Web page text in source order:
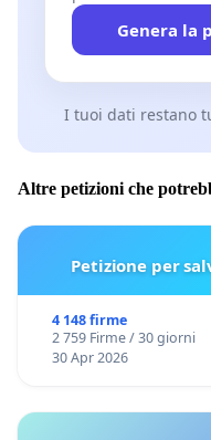
Genera la
I tuoi dati restano
Altre petizioni che
Petizione per
4 148 firme
2 759 Firme / 30 giorni
30 Apr 2026